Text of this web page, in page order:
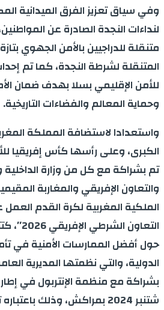
وفي سياق تعزيز الفرق الميدانية
لنداءات النجدة الصادرة عن
متنقلة للدراجيين بالأمن الجهوي
المتنقلة لشرطة النجدة، كما تم
للأمن الإقليمي بسلا بهدف ضمان
وحماية المعالم والفضاءات التاريخية.
واستعدادا لاستضافة المملكة
تم بشراكة مع كل من وزارة الداخلية
والتعاون الإفريقي والمغاربة
الملكية المغربية لكرة القدم
التعاون
حول أفضل الممارسات الأمنية في
الدولية، والتي نظمتها المديرية
بشراكة مع منظمة الإنتربول في
شتنبر 2024 بمراكش، وذلك